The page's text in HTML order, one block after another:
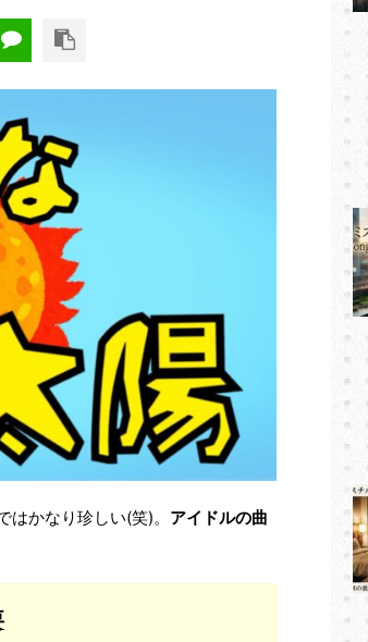
かなり珍しい(笑)。 アイドルの曲